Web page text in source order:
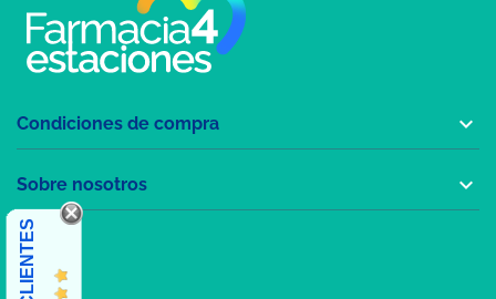
Condiciones de compra 
Sobre nosotros 